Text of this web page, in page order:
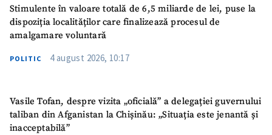
Stimulente în valoare totală de 6,5 miliarde de lei, puse la
dispoziția localităților care finalizează procesul de
amalgamare voluntară
POLITIC 4 august 2026, 10:17
Vasile Tofan, despre vizita „oficială” a delegației guvernului
taliban din Afganistan la Chișinău: „Situația este jenantă și
inacceptabilă”